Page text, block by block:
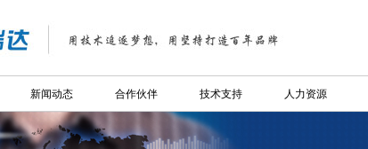
新闻动态 合作伙伴 技术支持 人力资源